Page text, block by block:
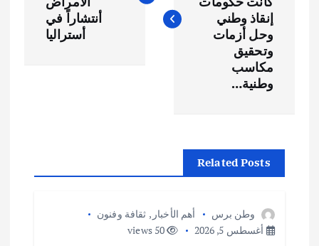
م
ق
إنقاذ وطني
وحل أزمات
وتحقيق
مكاسب
وطنية…
أنتشاراً في
أستراليا
Related Posts
وطن برس أهم الأخبار , ثقافة وفنون
أغسطس 5, 2026
50 views